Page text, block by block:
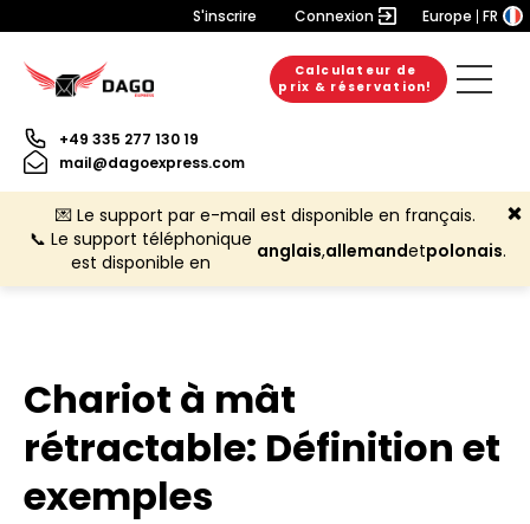
S'inscrire Connexion Europe FR
Calculateur de
prix & réservation!
+49 335 277 130 19
mail@dagoexpress.com
💌 Le support par e-mail est disponible en français.
📞 Le support téléphonique
est disponible en
anglais,allemandetpolonais.
Chariot à mât
rétractable: Définition et
exemples